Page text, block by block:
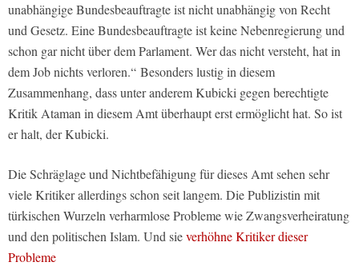
unabhängige Bundesbeauftragte ist nicht unabhängig von Recht
und Gesetz. Eine Bundesbeauftragte ist keine Nebenregierung und
schon gar nicht über dem Parlament. Wer das nicht versteht, hat in
dem Job nichts verloren.“ Besonders lustig in diesem
Zusammenhang, dass unter anderem Kubicki gegen berechtigte
Kritik Ataman in diesem Amt überhaupt erst ermöglicht hat. So ist
er halt, der Kubicki.
Die Schräglage und Nichtbefähigung für dieses Amt sehen sehr
viele Kritiker allerdings schon seit langem. Die Publizistin mit
türkischen Wurzeln verharmlose Probleme wie Zwangsverheiratung
und den politischen Islam. Und sieverhöhne Kritiker dieser
Probleme